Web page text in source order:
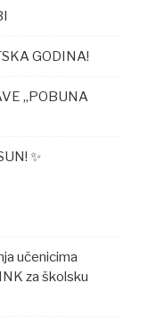
GODINA!
„POBUNA
✨
učenicima
za školsku